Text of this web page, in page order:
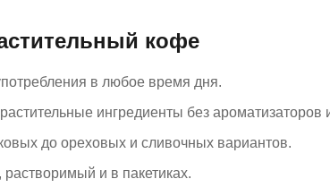
кофе
в любое время дня.
ингредиенты без ароматизаторов
до ореховых и сливочных вариантов.
и в пакетиках.